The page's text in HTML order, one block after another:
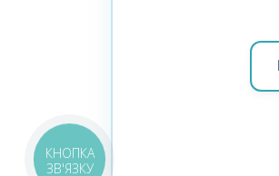
КНОПКА
ЗВ'ЯЗКУ